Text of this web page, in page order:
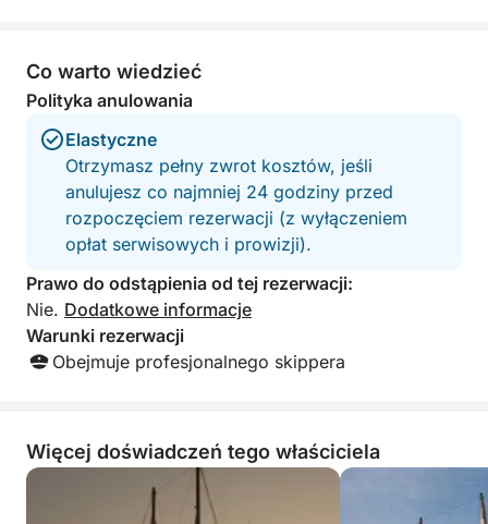
Co warto wiedzieć
Polityka anulowania
Elastyczne
Otrzymasz pełny zwrot kosztów, jeśli
anulujesz co najmniej 24 godziny przed
rozpoczęciem rezerwacji (z wyłączeniem
opłat serwisowych i prowizji).
Prawo do odstąpienia od tej rezerwacji:
Nie. Dodatkowe informacje
Warunki rezerwacji
Obejmuje profesjonalnego skippera
Więcej doświadczeń tego właściciela